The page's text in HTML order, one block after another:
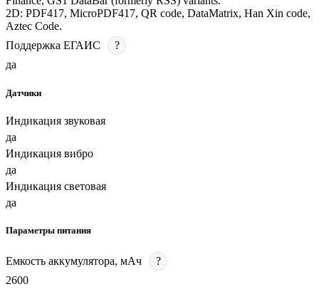
2D: PDF417, MicroPDF417, QR code, DataMatrix, Han Xin code,
Aztec Code.
Поддержка ЕГАИС
?
да
Датчики
Индикация звуковая
да
Индикация вибро
да
Индикация световая
да
Параметры питания
Емкость аккумулятора, мАч
?
2600